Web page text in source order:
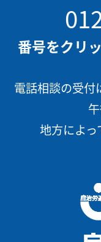
番号をクリ
電話相談の受付
地方によっ